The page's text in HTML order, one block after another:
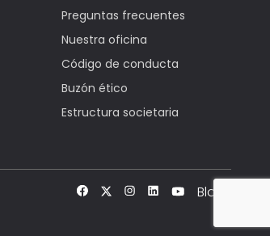
Preguntas frecuentes
Nuestra oficina
Código de conducta
Buzón ético
Estructura societaria
Blog